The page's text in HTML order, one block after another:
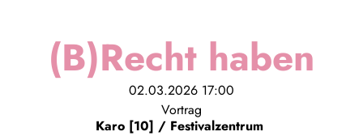
(B)Recht haben
02.03.2026 17:00
Vortrag
Karo [10] / Festivalzentrum